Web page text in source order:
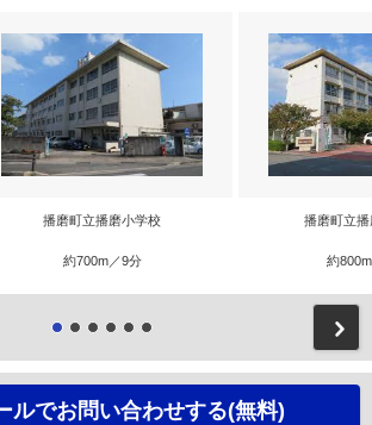
播磨町立播磨小学校
約700m／9分
播磨町立
約
ルでお問い合わせする(無料)